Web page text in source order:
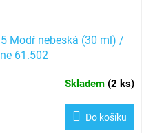
Modř nebeská (30 ml) /
61.502
Skladem (2 ks)
Do košíku